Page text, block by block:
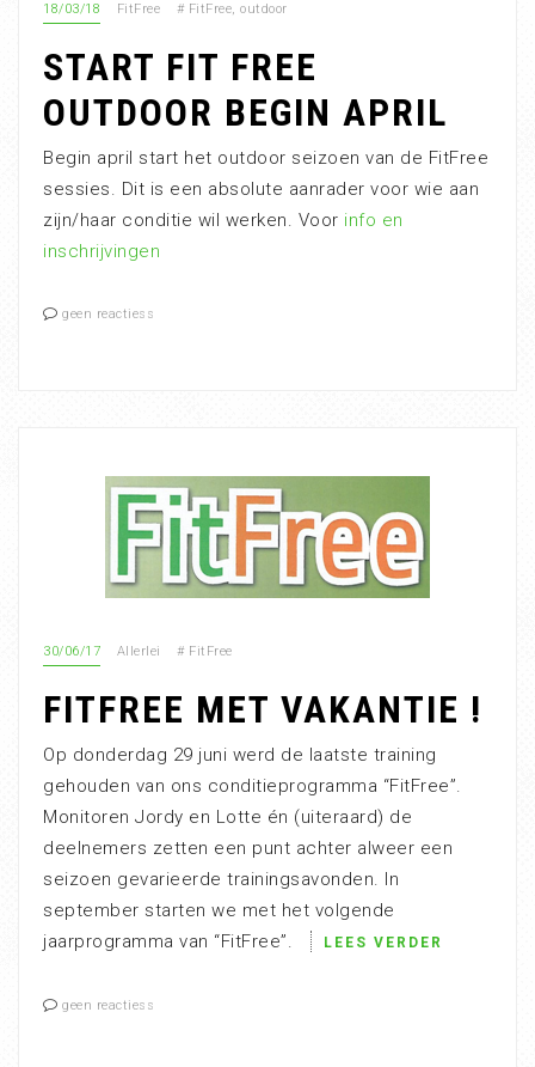
18/03/18 FitFree # FitFree, outdoor
START FIT FREE
OUTDOOR BEGIN APRIL
Begin april start het outdoor seizoen van de FitFree
sessies. Dit is een absolute aanrader voor wie aan
zijn/haar conditie wil werken. Voor info en
inschrijvingen
geen reactiess
30/06/17 Allerlei # FitFree
FITFREE MET VAKANTIE !
Op donderdag 29 juni werd de laatste training
gehouden van ons conditieprogramma “FitFree”.
Monitoren Jordy en Lotte én (uiteraard) de
deelnemers zetten een punt achter alweer een
seizoen gevarieerde trainingsavonden. In
september starten we met het volgende
jaarprogramma van “FitFree”.
LEES VERDER
geen reactiess